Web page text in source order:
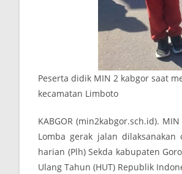
Peserta didik MIN 2 kabgor saat
kecamatan Limboto
KABGOR (min2kabgor.sch.id).
Lomba gerak jalan
harian (Plh) Sekda kabupaten
Ulang Tahun (HUT) Republik